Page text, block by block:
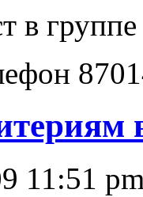
в
11:51